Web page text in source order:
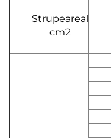
Strupeareal
cm2